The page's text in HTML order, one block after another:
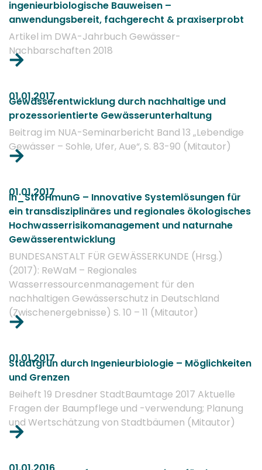
ingenieurbiologische Bauweisen –
anwendungsbereit, fachgerecht & praxiserprobt
Artikel im DWA-Jahrbuch Gewässer-
Nachbarschaften 2018
01.01.2017
Gewässerentwicklung durch nachhaltige und
prozessorientierte Gewässerunterhaltung
Beitrag im NUA-Seminarbericht Band 13 „Lebendige
Gewässer – Sohle, Ufer, Aue“, S. 83-90 (Mitautor)
01.01.2017
In_StröHmunG – Innovative Systemlösungen für
ein transdisziplinäres und regionales ökologisches
Hochwasserrisikomanagement und naturnahe
Gewässerentwicklung
BUNDESANSTALT FÜR GEWÄSSERKUNDE (Hrsg.)
(2017): ReWaM – Regionales
Wasserressourcenmanagement für den
nachhaltigen Gewässerschutz in Deutschland
(Zwischenergebnisse) S. 10 – 11 (Mitautor)
01.01.2017
Stadtgrün durch Ingenieurbiologie – Möglichkeiten
und Grenzen
Beiheft 19 Dresdner StadtBaumtage 2017 Aktuelle
Fragen der Baumpflege und -verwendung; Planung
und Wertschätzung von Stadtbäumen (Mitautor)